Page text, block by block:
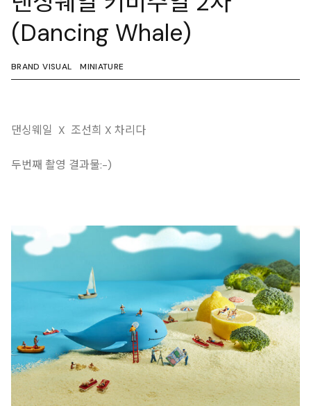
(Dancing Whale)
BRAND VISUAL MINIATURE
댄싱웨일 X 조선희 X 차리다
두번째 촬영 결과물:-)